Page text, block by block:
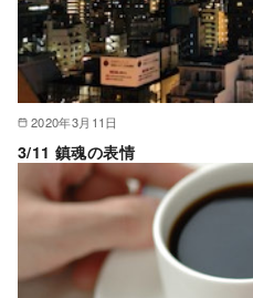
2020年3月11日
3/11 鎮魂の表情